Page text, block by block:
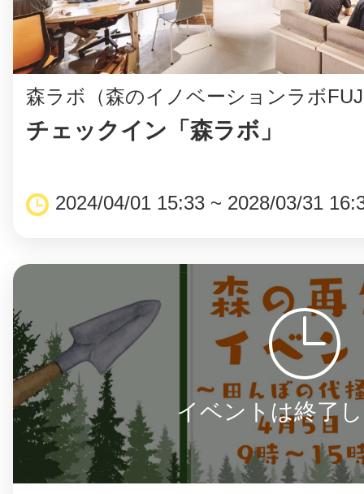
森ラボ（森のイノベーションラボ
チェックイン「森ラボ」
2024/04/01 15:33 ~ 2028/03/31
イベントは終了
プライバシーポ